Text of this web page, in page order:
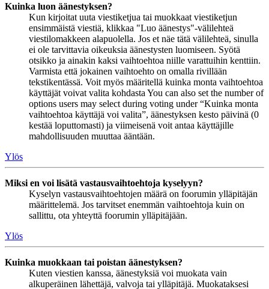
Kuinka luon äänestyksen?
Kun kirjoitat uuta viestiketjua tai muokkaat viestiketjun
ensimmäistä viestiä, klikkaa "Luo äänestys"-välilehteä
viestilomakkeen alapuolella. Jos et näe tätä välilehteä, sinulla
ei ole tarvittavia oikeuksia äänestysten luomiseen. Syötä
otsikko ja ainakin kaksi vaihtoehtoa niille varattuihin kenttiin.
Varmista että jokainen vaihtoehto on omalla rivillään
tekstikentässä. Voit myös määritellä kuinka monta vaihtoehtoa
käyttäjät voivat valita kohdasta You can also set the number of
options users may select during voting under “Kuinka monta
vaihtoehtoa käyttäjä voi valita”, äänestyksen kesto päivinä (0
kestää loputtomasti) ja viimeisenä voit antaa käyttäjille
mahdollisuuden muuttaa ääntään.
Ylös
Miksi en voi lisätä vastausvaihtoehtoja kyselyyn?
Kyselyn vastausvaihtoehtojen määrä on foorumin ylläpitäjän
määrittelemä. Jos tarvitset enemmän vaihtoehtoja kuin on
sallittu, ota yhteyttä foorumin ylläpitäjään.
Ylös
Kuinka muokkaan tai poistan äänestyksen?
Kuten viestien kanssa, äänestyksiä voi muokata vain
alkuperäinen lähettäjä, valvoja tai ylläpitäjä. Muokataksesi